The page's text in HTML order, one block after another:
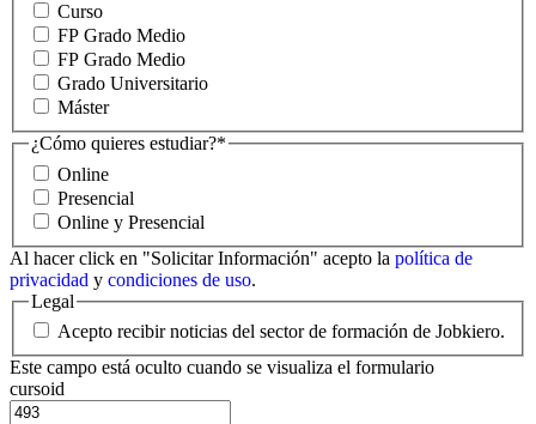
Curso
FP Grado Medio
FP Grado Medio
Grado Universitario
Máster
¿Cómo quieres estudiar?*
Online
Presencial
Online y Presencial
Al hacer click en "Solicitar Información" acepto la política de
privacidad y condiciones de uso.
Legal
Acepto recibir noticias del sector de formación de Jobkiero.
Este campo está oculto cuando se visualiza el formulario
cursoid